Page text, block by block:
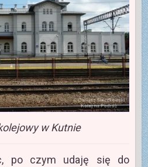
w Kutnie
po czym udaję się do